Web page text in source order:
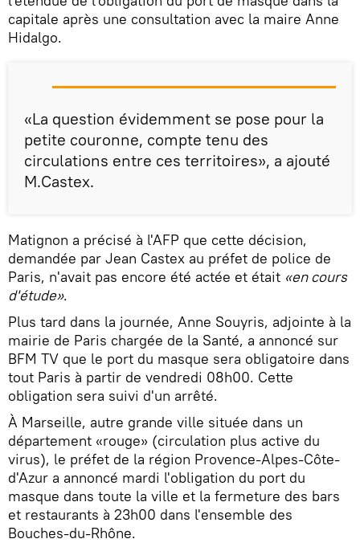
capitale après une consultation avec la maire Anne
Hidalgo.
«La question évidemment se pose pour la
petite couronne, compte tenu des
circulations entre ces territoires», a ajouté
M.Castex.
Matignon a précisé à l'AFP que cette décision,
demandée par Jean Castex au préfet de police de
Paris, n'avait pas encore été actée et était «en cours
d'étude».
Plus tard dans la journée, Anne Souyris, adjointe à la
mairie de Paris chargée de la Santé, a annoncé sur
BFM TV que le port du masque sera obligatoire dans
tout Paris à partir de vendredi 08h00. Cette
obligation sera suivi d'un arrêté.
À Marseille, autre grande ville située dans un
département «rouge» (circulation plus active du
virus), le préfet de la région Provence-Alpes-Côte-
d'Azur a annoncé mardi l'obligation du port du
masque dans toute la ville et la fermeture des bars
et restaurants à 23h00 dans l'ensemble des
Bouches-du-Rhône.